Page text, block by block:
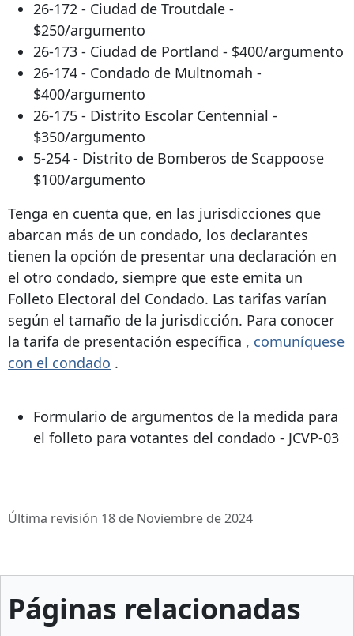
26-172 - Ciudad de Troutdale -
$250/argumento
26-173 - Ciudad de Portland - $400/argumento
26-174 - Condado de Multnomah -
$400/argumento
26-175 - Distrito Escolar Centennial -
$350/argumento
5-254 - Distrito de Bomberos de Scappoose
$100/argumento
Tenga en cuenta que, en las jurisdicciones que
abarcan más de un condado, los declarantes
tienen la opción de presentar una declaración en
el otro condado, siempre que este emita un
Folleto Electoral del Condado. Las tarifas varían
según el tamaño de la jurisdicción. Para conocer
la tarifa de presentación específica , comuníquese
con el condado .
Formulario de argumentos de la medida para
el folleto para votantes del condado - JCVP-03
Última revisión 18 de Noviembre de 2024
Páginas relacionadas